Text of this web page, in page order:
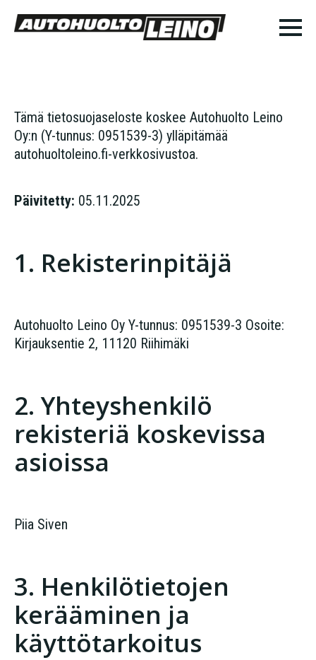
Tämä tietosuojaseloste koskee Autohuolto Leino
Oy:n (Y-tunnus: 0951539-3) ylläpitämää
autohuoltoleino.fi-verkkosivustoa.
Päivitetty: 05.11.2025
1. Rekisterinpitäjä
Autohuolto Leino Oy Y-tunnus: 0951539-3 Osoite:
Kirjauksentie 2, 11120 Riihimäki
2. Yhteyshenkilö
rekisteriä koskevissa
asioissa
Piia Siven
3. Henkilötietojen
kerääminen ja
käyttötarkoitus